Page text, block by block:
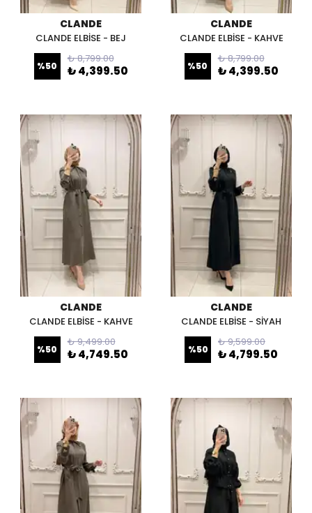
CLANDE
CLANDE ELBİSE - BEJ
%50
₺ 8,799.00
₺ 4,399.50
CLANDE
CLANDE ELBİSE - KAHVE
%50
₺ 8,799.00
₺ 4,399.50
CLANDE
CLANDE ELBİSE - KAHVE
%50
₺ 9,499.00
₺ 4,749.50
CLANDE
CLANDE ELBİSE - SİYAH
%50
₺ 9,599.00
₺ 4,799.50